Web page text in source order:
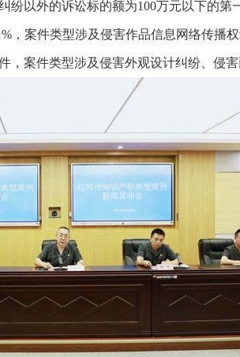
以外的诉讼标的额为100万元以下的第
，案件类型涉及侵害作品信息网络传播
案件类型涉及侵害外观设计纠纷、侵害